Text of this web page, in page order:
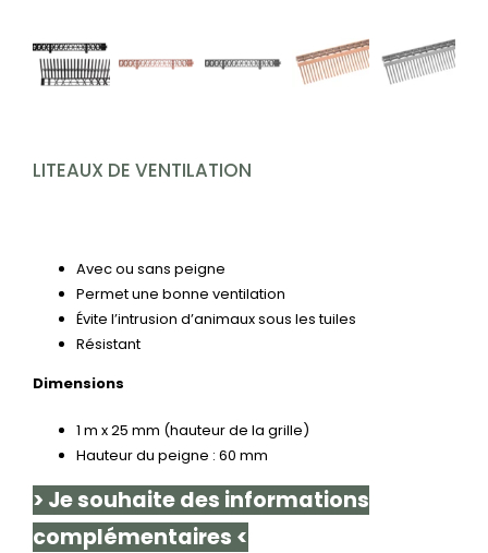
CONTACT
LITEAUX DE VENTILATION
Avec ou sans peigne
Permet une bonne ventilation
Évite l’intrusion d’animaux sous les tuiles
Résistant
Dimensions
1 m x 25 mm (hauteur de la grille)
Hauteur du peigne : 60 mm
> Je souhaite des informations
complémentaires <